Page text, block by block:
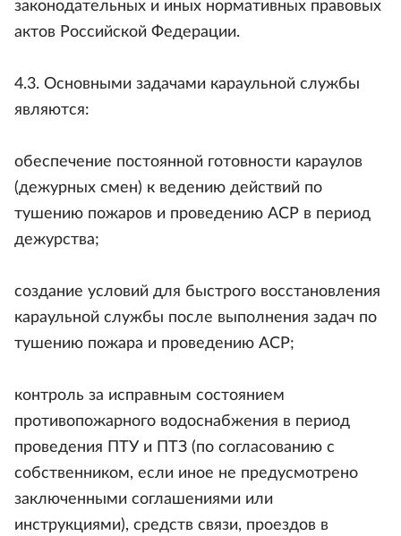
законодательных и иных нормативных правовых
актов Российской Федерации.
4.3. Основными задачами караульной службы
являются:
обеспечение постоянной готовности караулов
(дежурных смен) к ведению действий по
тушению пожаров и проведению АСР в период
дежурства;
создание условий для быстрого восстановления
караульной службы после выполнения задач по
тушению пожара и проведению АСР;
контроль за исправным состоянием
противопожарного водоснабжения в период
проведения ПТУ и ПТЗ (по согласованию с
собственником, если иное не предусмотрено
заключенными соглашениями или
инструкциями), средств связи, проездов в